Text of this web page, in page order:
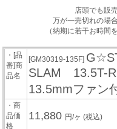
店頭でも販
万が一売切れの場
（納期に若干お時間
・[品
番]商
品名
[GM30319-135F]
SLAM 13.5T-
13.5mmファン
・商
品価
格
11,880 円/ヶ(税込)